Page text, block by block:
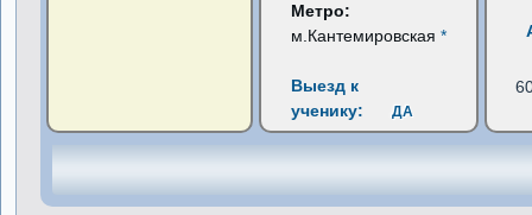
Метро:
м.Кантемировская*
Выезд к
ученику:
ДА